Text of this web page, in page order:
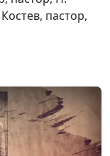
с
#14
#13
#12
пастор,